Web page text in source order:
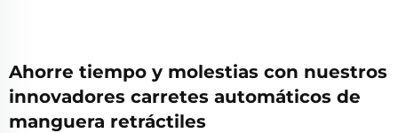
Ahorre tiempo y molestias con nuestros
innovadores carretes automáticos de
manguera retráctiles